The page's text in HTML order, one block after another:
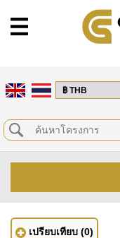
เปรียบเทียบ (0)